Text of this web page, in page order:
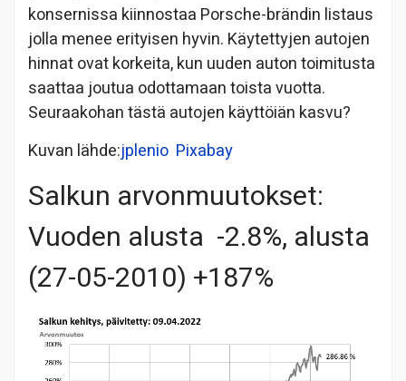
konsernissa kiinnostaa Porsche-brändin listaus
jolla menee erityisen hyvin. Käytettyjen autojen
hinnat ovat korkeita, kun uuden auton toimitusta
saattaa joutua odottamaan toista vuotta.
Seuraakohan tästä autojen käyttöiän kasvu?
Kuvan lähde:jplenio Pixabay
Salkun arvonmuutokset:
Vuoden alusta -2.8%, alusta
(27-05-2010) +187%